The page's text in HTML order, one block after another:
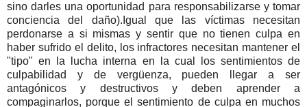
sino darles una oportunidad para responsabilizarse y tomar
conciencia del daño).Igual que las víctimas necesitan
perdonarse a si mismas y sentir que no tienen culpa en
haber sufrido el delito, los infractores necesitan mantener el
"tipo" en la lucha interna en la cual los sentimientos de
culpabilidad y de vergüenza, pueden llegar a ser
antagónicos y destructivos y deben aprender a
compaginarlos, porque el sentimiento de culpa en muchos